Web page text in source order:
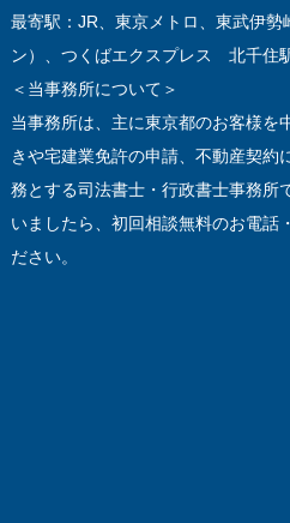
最寄駅：JR、東京メトロ、東武伊勢
ン）、つくばエクスプレス 北千
＜当事務所について＞
当事務所は、主に東京都のお客様を
きや宅建業免許の申請、不動産契約
務とする司法書士・行政書士事務所
いましたら、初回相談無料のお電話
ださい。